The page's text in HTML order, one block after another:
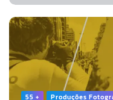
55 + Produções